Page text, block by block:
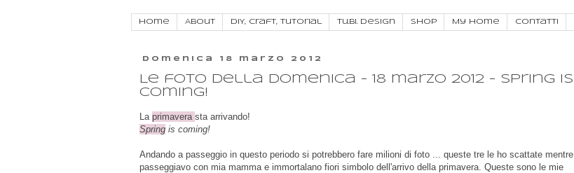
Home About DIY, craft, tutorial Tu.Bi. Design SHOP My Home Contatti
domenica 18 marzo 2012
Le foto della domenica - 18 marzo 2012 - Spring is
coming!
La primavera sta arrivando!
Spring is coming!
Andando a passeggio in questo periodo si potrebbero fare milioni di foto ... queste tre le ho scattate mentre
passeggiavo con mia mamma e immortalano fiori simbolo dell'arrivo della primavera. Queste sono le mie